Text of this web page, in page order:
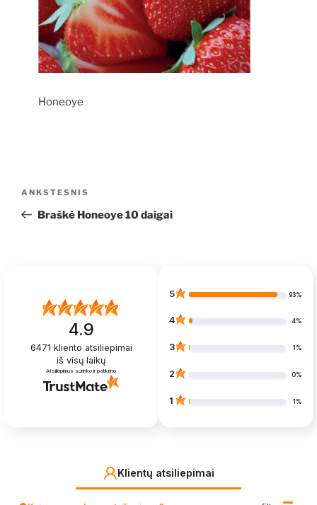
Honeoye
įrašų
Ankstesnis
įrašas
ANKSTESNIS
Braškė Honeoye 10 daigai
4.9
6471 kliento atsiliepimai
iš visų laikų
Atsiliepimus surinko ir patikrino
5 93%
4 4%
3 1%
2 0%
1 1%
Klientų atsiliepimai